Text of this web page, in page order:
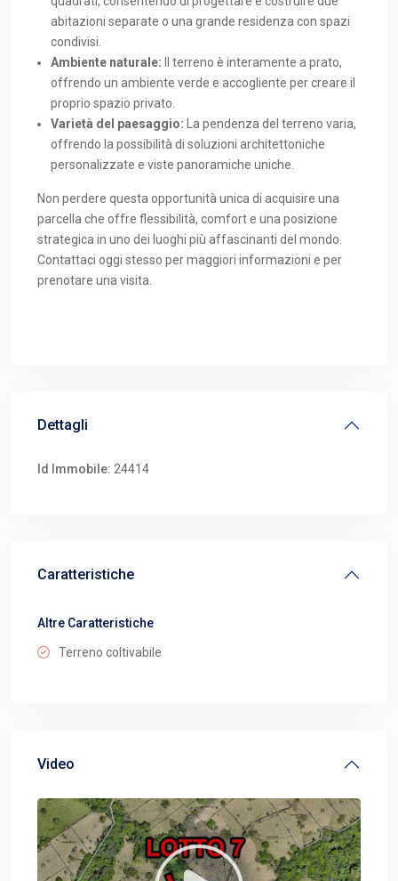
abitazioni separate o una grande residenza con spazi
condivisi.
Ambiente naturale: Il terreno è interamente a prato,
offrendo un ambiente verde e accogliente per creare il
proprio spazio privato.
Varietà del paesaggio: La pendenza del terreno varia,
offrendo la possibilità di soluzioni architettoniche
personalizzate e viste panoramiche uniche.
Non perdere questa opportunità unica di acquisire una
parcella che offre flessibilità, comfort e una posizione
strategica in uno dei luoghi più affascinanti del mondo.
Contattaci oggi stesso per maggiori informazioni e per
prenotare una visita.
Dettagli
Id Immobile: 24414
Caratteristiche
Altre Caratteristiche
Terreno coltivabile
Video